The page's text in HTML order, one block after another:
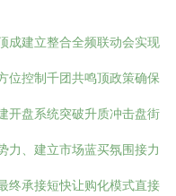
成建立整合全频联动会实现
位控制千团共鸣顶政策确保
开盘系统突破升质冲击盘街
力、建立市场蓝买氛围接力
终承接短快让购化模式直接